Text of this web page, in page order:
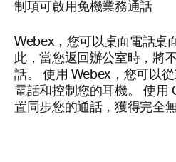
制項可啟用免機業務通話
Webex，您可以桌面電話桌
此，當您返回辦公室時，將
話。 使用 Webex，您可以
電話和控制您的耳機。 使用
置同步您的通話，獲得完全